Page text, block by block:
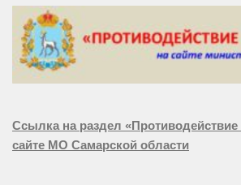
Ссылка на раздел «Противодействие
сайте МО Самарской области